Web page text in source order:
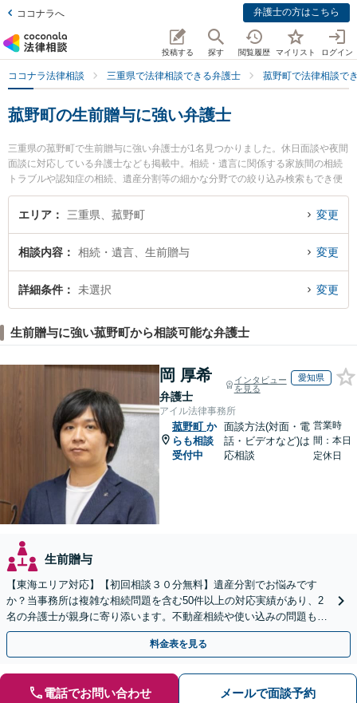
ココナラへ 弁護士の方はこちら
投稿する 探す 閲覧履歴 マイリスト ログイン
ココナラ法律相談 三重県で法律相談できる弁護士 菰野町で法律相談で
菰野町の生前贈与に強い弁護士
三重県の菰野町で生前贈与に強い弁護士が1名見つかりました。休日面談や夜間
面談に対応している弁護士なども掲載中。相続・遺言に関係する家族間の相続
トラブルや認知症の相続、遺産分割等の細かな分野での絞り込み検索もでき便
利です。特に菰野法律事務所の近藤 信弘弁護士のプロフィール情報や弁護士費
用、強みなどが注目されています。『菰野町で土日や夜間に発生した生前贈与
る菰野町内の弁護士に相談予約したい』などでお困りの相談者さんにおすすめ
です。
エリア 三重県、菰野町 変更
相談内容 相続・遺言、生前贈与 変更
詳細条件 未選択 変更
生前贈与に強い菰野町から相談可能な弁護士
岡 厚希
弁護士
インタビュー
を見る
愛知県
アイル法律事務所
菰野町 か
らも相談
受付中
面談方法(対面・電
話・ビデオなど)は
応相談
営業時
間：本日
定休日
生前贈与
【東海エリア対応】【初回相談３０分無料】遺産分割でお悩みです
か？当事務所は複雑な相続問題を含む50件以上の対応実績があり、2
名の弁護士が親身に寄り添います。不動産相続や使い込みの問題も分
かりやすく解説。WEB相談可能。LINE予約受付中
料金表を見る
電話でお問い合わせ メールで面談予約